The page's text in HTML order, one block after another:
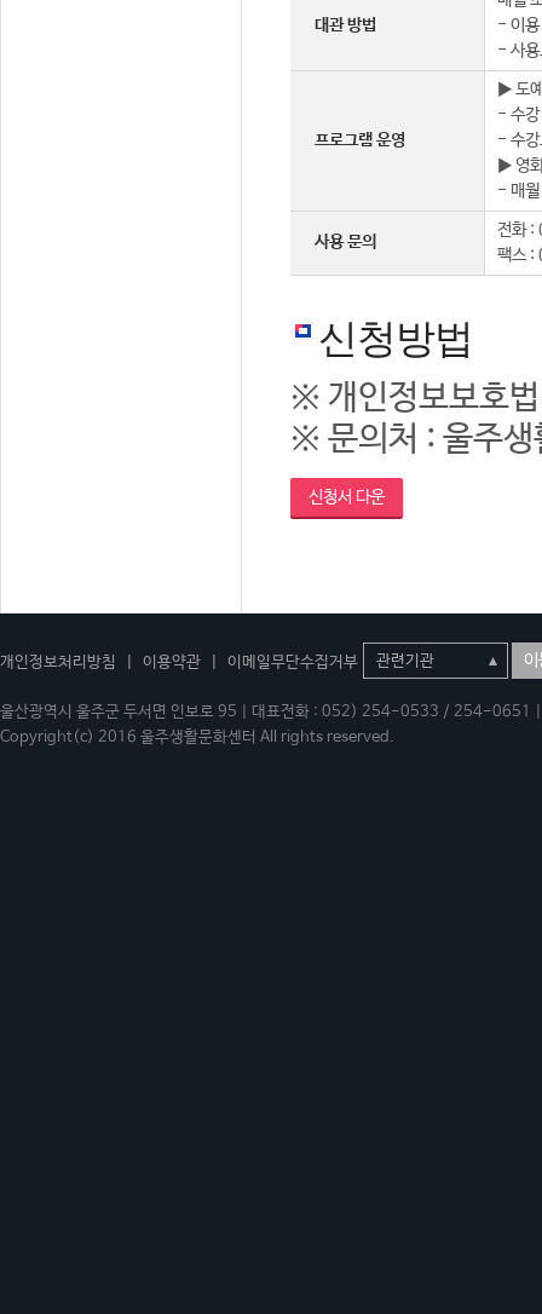
대관 방법
- 이용
- 사용
프로그램 운영
▶ 도
- 수강
- 수강
▶ 영
- 매월
사용 문의
전화
팩스
신청방법
※ 개인정보보호
※ 문의처 : 울주
신청서 다운
개인정보처리방침 이용약관 이메일무단수집거부 이
울산광역시 울주군 두서면 인보로 95 | 대표전화 : 052) 254-0533 / 254-
Copyright(c) 2016 울주생활문화센터 All rights reserved.